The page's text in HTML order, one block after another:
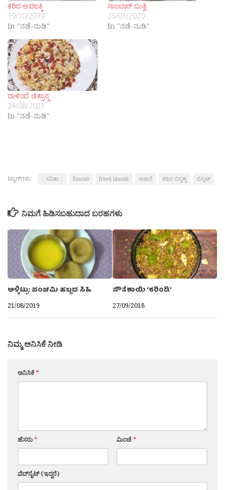
ಕರಿದ ಅವಲಕ್ಕಿ
19/10/2019
In "ನಡೆ-ನುಡಿ"
ಸಾಂಬಾರ್ ಬುತ್ತಿ
25/01/2020
In "ನಡೆ-ನುಡಿ"
ದಾಳಿಂಬೆ ಚಿತ್ರಾನ್ನ
24/08/2021
In "ನಡೆ-ನುಡಿ"
ಟ್ಯಾಗ್‌ಗಳು: :: ಸವಿತಾ :: Biscuit fried biscuit ಅಡುಗೆ ಕರಿದ ಬಿಸ್ಕತ್ತು ಬಿಸ್ಕಿಟ್
ನಿಮಗೆ ಹಿಡಿಸಬಹುದಾದ ಬರಹಗಳು
ಅಳ್ಳಿಟ್ಟು: ಪಂಚಮಿ ಹಬ್ಬದ ಸಿಹಿ
21/08/2019
ಸೌತೆಕಾಯಿ ‘ಕರಿಂಡಿ’
27/09/2018
ನಿಮ್ಮ ಅನಿಸಿಕೆ ನೀಡಿ
ಅನಿಸಿಕೆ*
ಹೆಸರು* ಮಿಂಚೆ*
ವೆಬ್‌ಸೈಟ್ (ಇದ್ದರೆ)